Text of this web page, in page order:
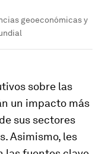
geoeconómicas y
sobre las
un impacto más
sus sectores
Asimismo, les